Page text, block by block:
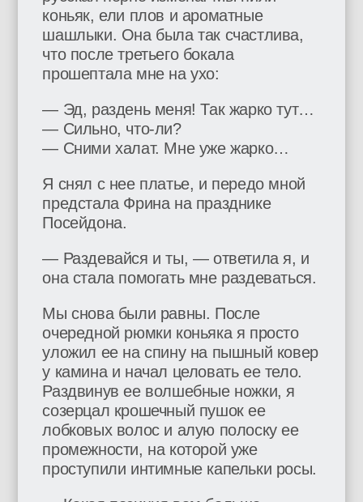
коньяк, ели плов и ароматные
шашлыки. Она была так счастлива,
что после третьего бокала
прошептала мне на ухо:
— Эд, раздень меня! Так жарко тут…
— Сильно, что-ли?
— Сними халат. Мне уже жарко…
Я снял с нее платье, и передо мной
предстала Фрина на празднике
Посейдона.
— Раздевайся и ты, — ответила я, и
она стала помогать мне раздеваться.
Мы снова были равны. После
очередной рюмки коньяка я просто
уложил ее на спину на пышный ковер
у камина и начал целовать ее тело.
Раздвинув ее волшебные ножки, я
созерцал крошечный пушок ее
лобковых волос и алую полоску ее
промежности, на которой уже
проступили интимные капельки росы.